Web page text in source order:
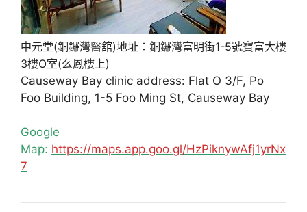
中元堂(銅鑼灣醫舘)地址：銅鑼灣富明街1-5號寶富大樓
3樓O室(么鳳樓上)
Causeway Bay clinic address: Flat O 3/F, Po
Foo Building, 1-5 Foo Ming St, Causeway Bay
Google
Map: https://maps.app.goo.gl/HzPiknywAfj1yrNx
7